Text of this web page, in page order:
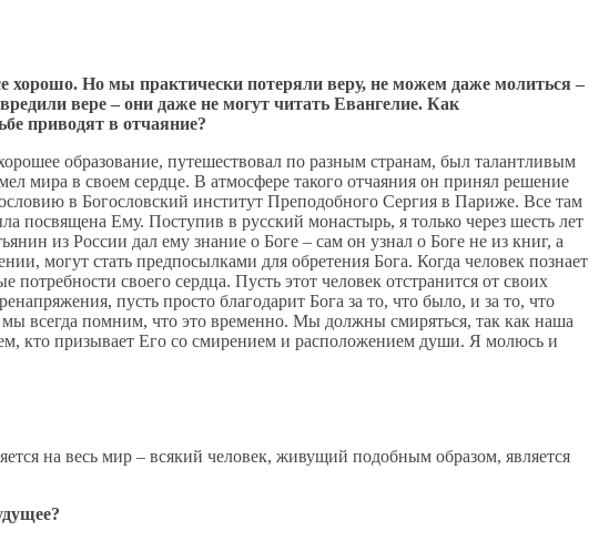
хорошо. Но мы практически потеряли веру, не можем даже молиться –
вере – они даже не могут читать Евангелие. Как
приводят в отчаяние?
образование, путешествовал по разным странам, был талантливым
мира в своем сердце. В атмосфере такого отчаяния он принял решение
в Богословский институт Преподобного Сергия в Париже. Все там
посвящена Ему. Поступив в русский монастырь, я только через шесть лет
из России дал ему знание о Боге – сам он узнал о Боге не из книг, а
могут стать предпосылками для обретения Бога. Когда человек познает
своего сердца. Пусть этот человек отстранится от своих
пусть просто благодарит Бога за то, что было, и за то, что
всегда помним, что это временно. Мы должны смиряться, так как наша
кто призывает Его со смирением и расположением души. Я молюсь и
на весь мир – всякий человек, живущий подобным образом, является